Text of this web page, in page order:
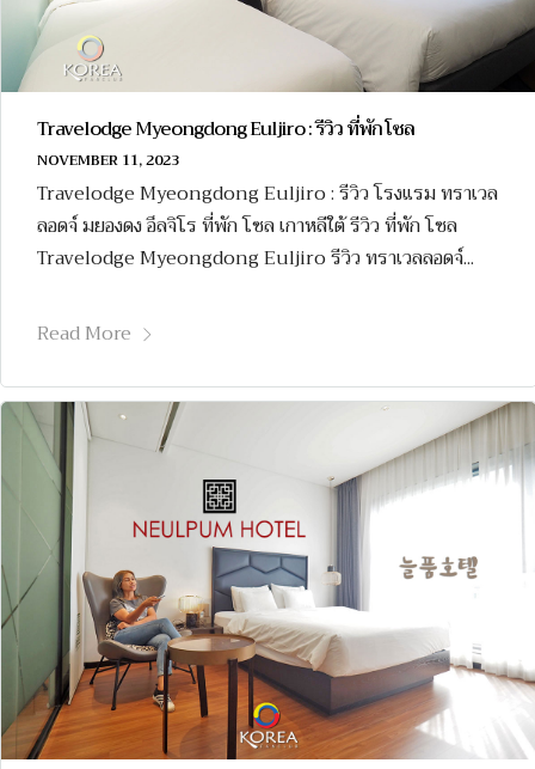
Travelodge Myeongdong Euljiro : รีวิว ที่พัก โซล
NOVEMBER 11, 2023
Travelodge Myeongdong Euljiro : รีวิว โรงแรม ทราเวล
ลอดจ์ มยองดง อึลจิโร ที่พัก โซล เกาหลีใต้ รีวิว ที่พัก โซล
Travelodge Myeongdong Euljiro รีวิว ทราเวลลอดจ์...
Read More